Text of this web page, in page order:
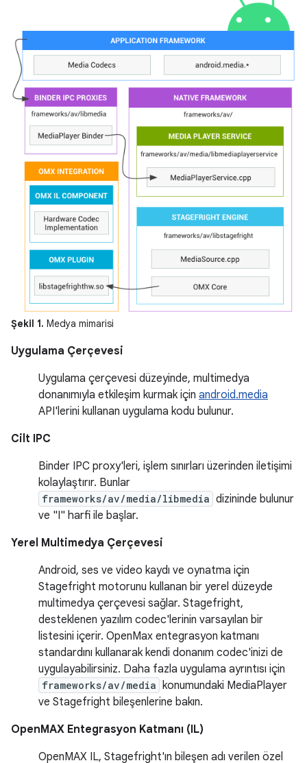
Şekil 1. Medya mimarisi
Uygulama Çerçevesi
Uygulama çerçevesi düzeyinde, multimedya
donanımıyla etkileşim kurmak için android.media
API'lerini kullanan uygulama kodu bulunur.
Cilt IPC
Binder IPC proxy'leri, işlem sınırları üzerinden iletişimi
kolaylaştırır. Bunlar
frameworks/av/media/libmedia dizininde bulunur
ve "I" harfi ile başlar.
Yerel Multimedya Çerçevesi
Android, ses ve video kaydı ve oynatma için
Stagefright motorunu kullanan bir yerel düzeyde
multimedya çerçevesi sağlar. Stagefright,
desteklenen yazılım codec'lerinin varsayılan bir
listesini içerir. OpenMax entegrasyon katmanı
standardını kullanarak kendi donanım codec'inizi de
uygulayabilirsiniz. Daha fazla uygulama ayrıntısı için
frameworks/av/media
konumundaki MediaPlayer
ve Stagefright bileşenlerine bakın.
OpenMAX Entegrasyon Katmanı (IL)
OpenMAX IL, Stagefright'ın bileşen adı verilen özel